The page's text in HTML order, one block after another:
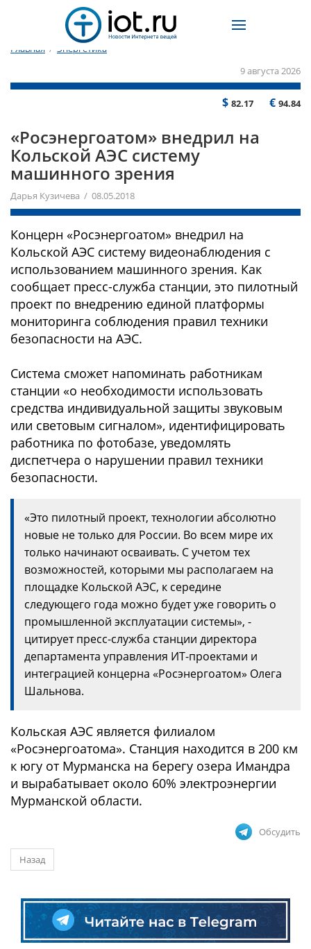
Главная / Энергетика
9 августа 2026
$ 82.17 € 94.84
«Росэнергоатом» внедрил на
Кольской АЭС систему
машинного зрения
Дарья Кузичева / 08.05.2018
Концерн «Росэнергоатом» внедрил на
Кольской АЭС систему видеонаблюдения с
использованием машинного зрения. Как
сообщает пресс-служба станции, это пилотный
проект по внедрению единой платформы
мониторинга соблюдения правил техники
безопасности на АЭС.
Система сможет напоминать работникам
станции «о необходимости использовать
средства индивидуальной защиты звуковым
или световым сигналом», идентифицировать
работника по фотобазе, уведомлять
диспетчера о нарушении правил техники
безопасности.
«Это пилотный проект, технологии абсолютно
новые не только для России. Во всем мире их
только начинают осваивать. С учетом тех
возможностей, которыми мы располагаем на
площадке Кольской АЭС, к середине
следующего года можно будет уже говорить о
промышленной эксплуатации системы», -
цитирует пресс-служба станции директора
департамента управления ИТ-проектами и
интеграцией концерна «Росэнергоатом» Олега
Шальнова.
Кольская АЭС является филиалом
«Росэнергоатома». Станция находится в 200 км
к югу от Мурманска на берегу озера Имандра
и вырабатывает около 60% электроэнергии
Мурманской области.
Обсудить
Назад